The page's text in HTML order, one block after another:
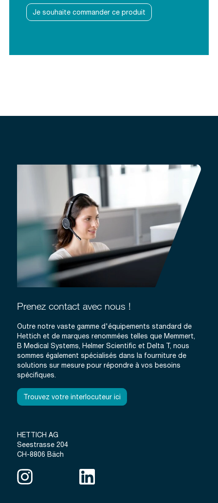
Je souhaite commander ce produit
Prenez contact avec nous !
Outre notre vaste gamme d'équipements standard de
Hettich et de marques renommées telles que Memmert,
B Medical Systems, Helmer Scientific et Delta T, nous
sommes également spécialisés dans la fourniture de
solutions sur mesure pour répondre à vos besoins
spécifiques.
Trouvez votre interlocuteur ici
HETTICH AG
Seestrasse 204
CH-8806 Bäch